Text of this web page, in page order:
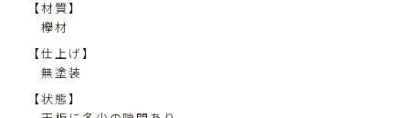
【材質】
欅材
【仕上げ】
無塗装
【状態】